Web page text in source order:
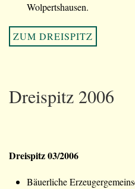
Wolpertshausen.
ZUM DREISPITZ
Dreispitz 2006
Dreispitz 03/2006
Bäuerliche